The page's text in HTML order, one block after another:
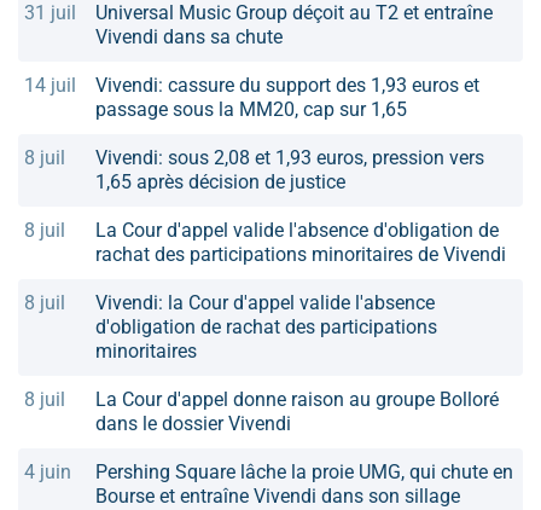
31 juil
Universal Music Group déçoit au T2 et entraîne
Vivendi dans sa chute
14 juil
Vivendi: cassure du support des 1,93 euros et
passage sous la MM20, cap sur 1,65
8 juil
Vivendi: sous 2,08 et 1,93 euros, pression vers
1,65 après décision de justice
8 juil
La Cour d'appel valide l'absence d'obligation de
rachat des participations minoritaires de Vivendi
8 juil
Vivendi: la Cour d'appel valide l'absence
d'obligation de rachat des participations
minoritaires
8 juil
La Cour d'appel donne raison au groupe Bolloré
dans le dossier Vivendi
4 juin
Pershing Square lâche la proie UMG, qui chute en
Bourse et entraîne Vivendi dans son sillage